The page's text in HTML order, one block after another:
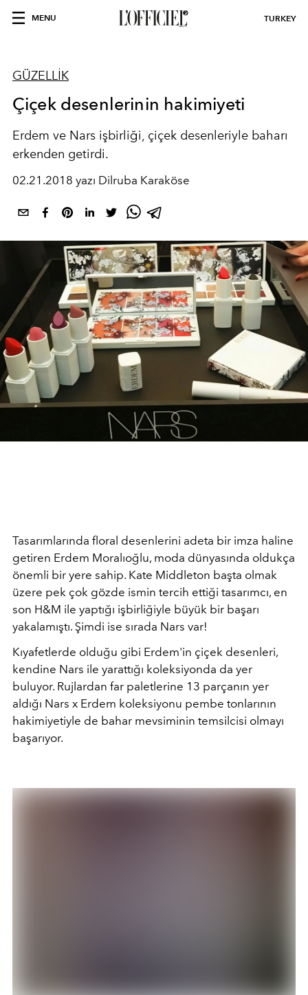
MENU TURKEY
GÜZELLİK
Çiçek desenlerinin hakimiyeti
Erdem ve Nars işbirliği, çiçek desenleriyle baharı
erkenden getirdi.
02.21.2018 yazı Dilruba Karaköse
Tasarımlarında floral desenlerini adeta bir imza haline
getiren Erdem Moralıoğlu, moda dünyasında oldukça
önemli bir yere sahip. Kate Middleton başta olmak
üzere pek çok gözde ismin tercih ettiği tasarımcı, en
son H&M ile yaptığı işbirliğiyle büyük bir başarı
yakalamıştı. Şimdi ise sırada Nars var!
Kıyafetlerde olduğu gibi Erdem'in çiçek desenleri,
kendine Nars ile yarattığı koleksiyonda da yer
buluyor. Rujlardan far paletlerine 13 parçanın yer
aldığı Nars x Erdem koleksiyonu pembe tonlarının
hakimiyetiyle de bahar mevsiminin temsilcisi olmayı
başarıyor.